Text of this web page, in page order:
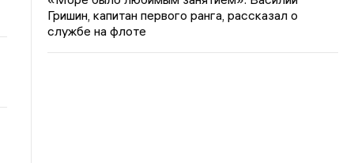
Гришин, капитан первого ранга, рассказал о
службе на флоте